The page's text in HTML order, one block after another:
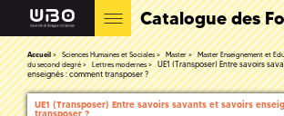
Catalogue des
Accueil Sciences Humaines et Sociales Master
Master Enseignement et
du second degré
Lettres modernes
UE1 (Transposer) Entre savoirs
enseignés : comment transposer ?
UE1 (Transposer) Entre savoirs savants et savoirs